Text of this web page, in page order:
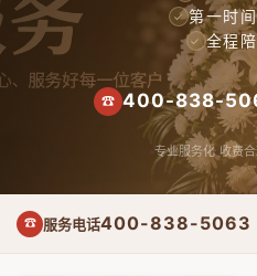
✓ 第一时
✓ 全程
☎ 400-838-
专业服务化 收费
☎ 服务电话400-838-5063